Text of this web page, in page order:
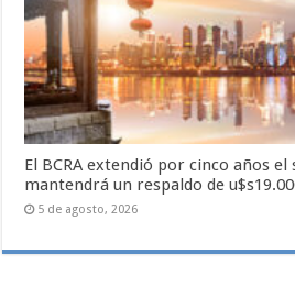
El BCRA extendió por cinco años el
mantendrá un respaldo de
5 de agosto, 2026